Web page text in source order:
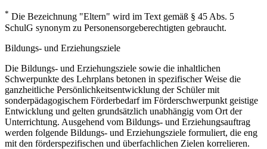
* Die Bezeichnung "Eltern" wird im Text gemäß § 45 Abs. 5
SchulG synonym zu Personensorgeberechtigten gebraucht.
Bildungs- und Erziehungsziele
Die Bildungs- und Erziehungsziele sowie die inhaltlichen
Schwerpunkte des Lehrplans betonen in spezifischer Weise die
ganzheitliche Persönlichkeitsentwicklung der Schüler mit
sonderpädagogischem Förderbedarf im Förderschwerpunkt geistige
Entwicklung und gelten grundsätzlich unabhängig vom Ort der
Unterrichtung. Ausgehend vom Bildungs- und Erziehungsauftrag
werden folgende Bildungs- und Erziehungsziele formuliert, die eng
mit den förderspezifischen und überfachlichen Zielen korrelieren.